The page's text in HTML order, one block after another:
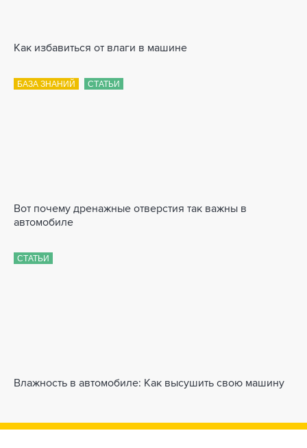
Как избавиться от влаги в машине
БАЗА ЗНАНИЙ СТАТЬИ
Вот почему дренажные отверстия так важны в
автомобиле
СТАТЬИ
Влажность в автомобиле: Как высушить свою машину